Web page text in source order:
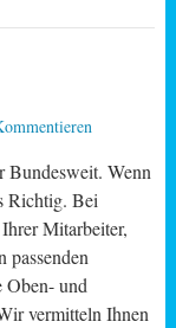
Bundesweit. Wenn
Richtig. Bei
Mitarbeiter,
passenden
Oben- und
vermitteln Ihnen